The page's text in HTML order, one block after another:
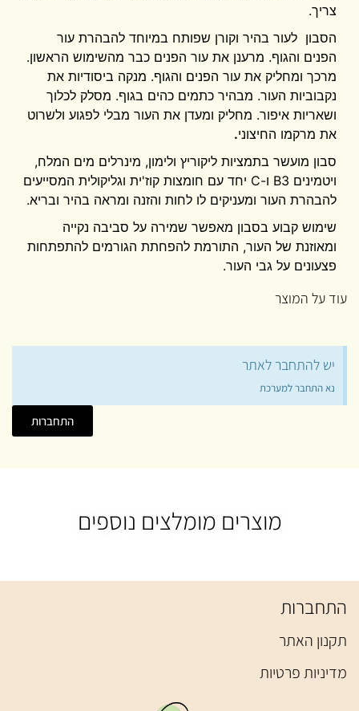
צריך.
הסבון לעור בהיר וקורן שפותח במיוחד להבהרת עור
הפנים והגוף. מרענן את עור הפנים כבר מהשימוש הראשון.
מרכך ומחליק את עור הפנים והגוף. מנקה ביסודיות את
נקבוביות העור. מבהיר כתמים כהים בגוף. מסלק לכלוך
ושאריות איפור. מחליק ומעדן את העור מבלי לפגוע ולשרוט
את מרקמו החיצוני.
סבון מועשר בתמציות ליקוריץ ולימון, מינרלים מים המלח,
ויטמינים B3 ו-C יחד עם חומצות קוז'ית וגליקולית המסייעים
להבהרת העור ומעניקים לו לחות והזנה ומראה בהיר ובריא.
שימוש קבוע בסבון מאפשר שמירה על סביבה נקייה
ומאוזנת של העור, התורמת להפחתת הגורמים להתפתחות
פצעונים על גבי העור.
עוד על המוצר
יש להתחבר לאתר
נא התחבר למערכת
התחברות
מוצרים מומלצים נוספים
התחברות
תקנון האתר
מדיניות פרטיות